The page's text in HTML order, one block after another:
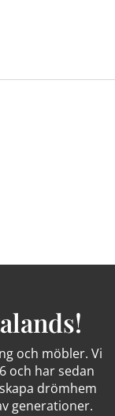
och möbler. Vi
och har sedan
drömhem
generationer.